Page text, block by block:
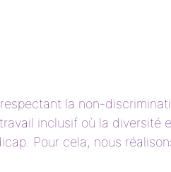
la non-
inclusif où la
Pour cela, nous